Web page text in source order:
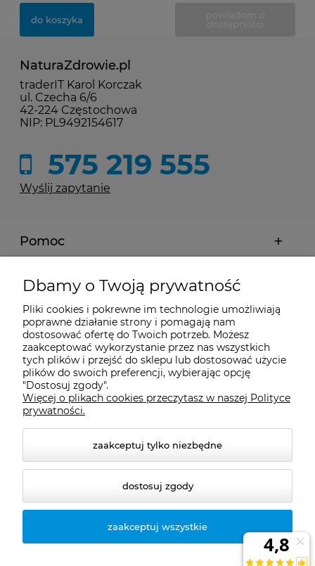
do koszyka
NaturaZdrowie.pl
traderIT Karol Korczak
ul. Czecha 6/6
42-224 Częstochowa
NIP: PL9492154617
575 219 555
Wyślij zapytanie
Pomoc
Moje konto
Płatności i dostawa
Informacje
O nas
© 2026 naturazdrowie.pl. Wszelkie prawa zastrzeżone.
Dbamy o Twoją prywatność
Pliki cookies i pokrewne im technologie umożliwiają
poprawne działanie strony i pomagają nam
dostosować ofertę do Twoich potrzeb. Możesz
zaakceptować wykorzystanie przez nas wszystkich
tych plików i przejść do sklepu lub dostosować użycie
plików do swoich preferencji, wybierając opcję
"Dostosuj zgody".
Więcej o plikach cookies przeczytasz w naszej Polityce
prywatności.
zaakceptuj tylko niezbędne
dostosuj zgody
zaakceptuj wszystkie